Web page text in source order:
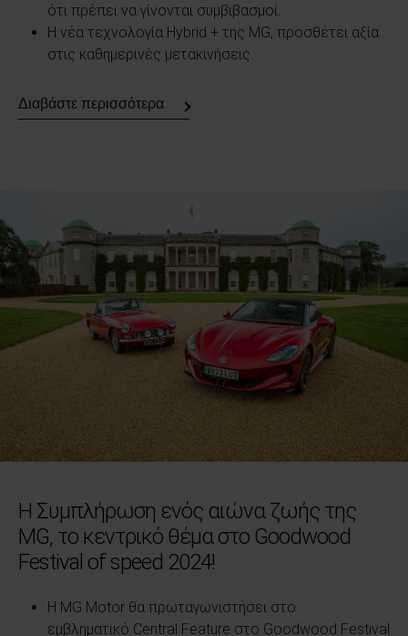
ότι πρέπει να γίνονται συμβιβασμοί.
Η νέα τεχνολογία Hybrid + της MG, προσθέτει αξία
στις καθημερινές μετακινήσεις.
Διαβάστε περισσότερα
Η Συμπλήρωση ενός αιώνα ζωής της
MG, το κεντρικό θέμα στο Goodwood
Festival of speed 2024!
Η MG Motor θα πρωταγωνιστήσει στο
εμβληματικό Central Feature στο Goodwood Festival